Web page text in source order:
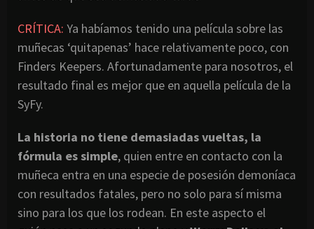
CRÍTICA: Ya habíamos tenido una película sobre las
muñecas ‘quitapenas’ hace relativamente poco, con
Finders Keepers. Afortunadamente para nosotros, el
resultado final es mejor que en aquella película de la
SyFy.
La historia no tiene demasiadas vueltas, la
fórmula es simple, quien entre en contacto con la
muñeca entra en una especie de posesión demoníaca
con resultados fatales, pero no solo para sí misma
sino para los que los rodean. En este aspecto el